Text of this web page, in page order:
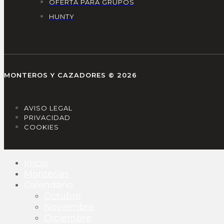
OFERTA PARA GRUPOS
HUNTY
MONTEROS Y CAZADORES © 2026
AVISO LEGAL
PRIVACIDAD
COOKIES